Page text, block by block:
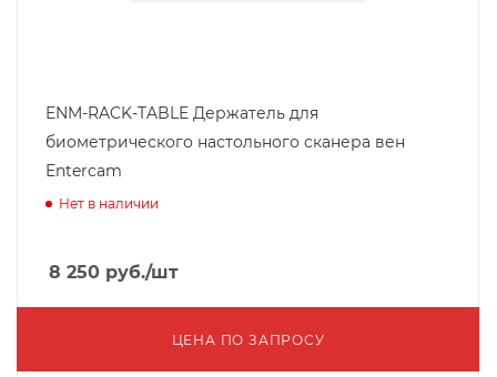
ENM-RACK-TABLE Держатель для
биометрического настольного сканера вен
Entercam
Нет в наличии
8 250 руб./шт
ЦЕНА ПО ЗАПРОСУ